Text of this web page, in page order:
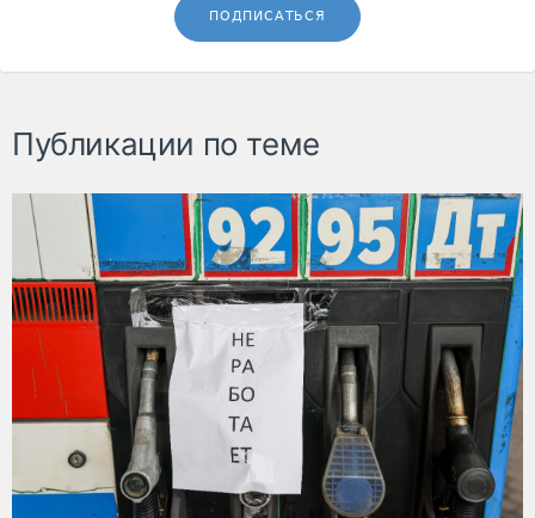
ПОДПИСАТЬСЯ
Публикации по теме